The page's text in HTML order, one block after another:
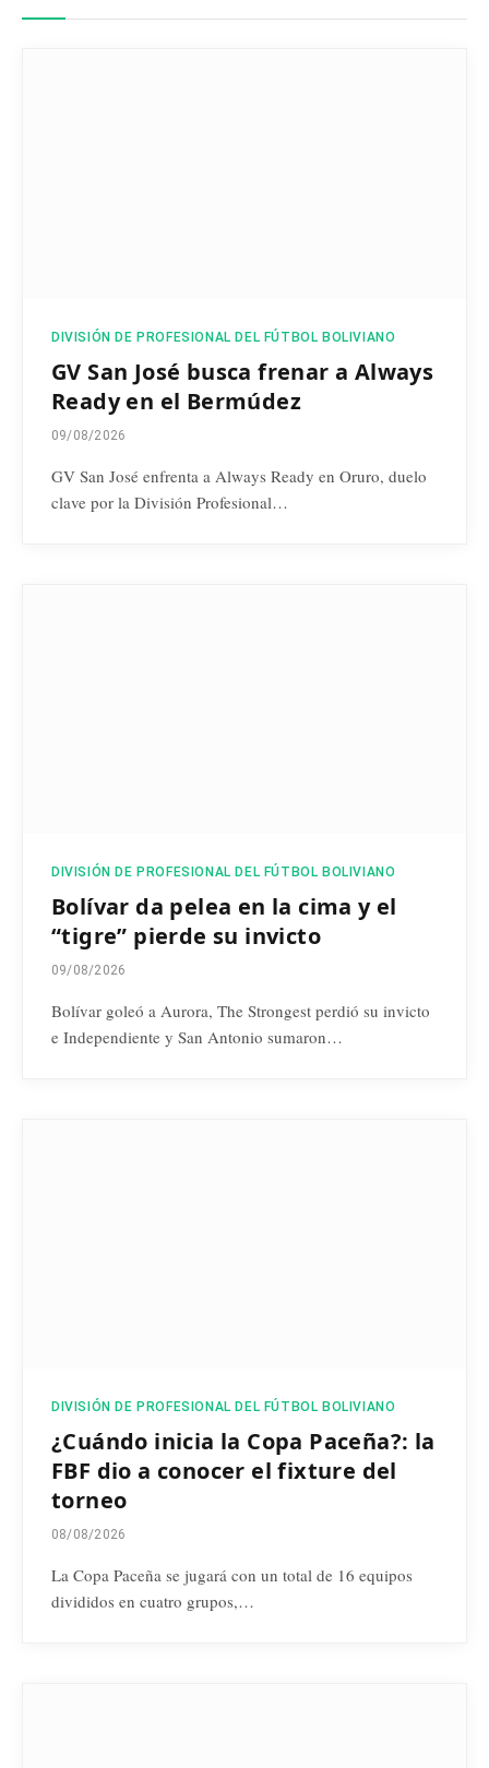
DIVISIÓN DE PROFESIONAL DEL FÚTBOL BOLIVIANO
GV San José busca frenar a Always
Ready en el Bermúdez
09/08/2026
GV San José enfrenta a Always Ready en Oruro, duelo
clave por la División Profesional…
DIVISIÓN DE PROFESIONAL DEL FÚTBOL BOLIVIANO
Bolívar da pelea en la cima y el
“tigre” pierde su invicto
09/08/2026
Bolívar goleó a Aurora, The Strongest perdió su invicto
e Independiente y San Antonio sumaron…
DIVISIÓN DE PROFESIONAL DEL FÚTBOL BOLIVIANO
¿Cuándo inicia la Copa Paceña?: la
FBF dio a conocer el fixture del
torneo
08/08/2026
La Copa Paceña se jugará con un total de 16 equipos
divididos en cuatro grupos,…